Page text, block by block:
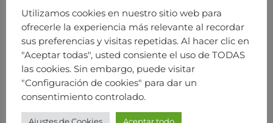
Utilizamos cookies en nuestro sitio web para
ofrecerle la experiencia más relevante al recordar
sus preferencias y visitas repetidas. Al hacer clic en
"Aceptar todas", usted consiente el uso de TODAS
las cookies. Sin embargo, puede visitar
"Configuración de cookies" para dar un
consentimiento controlado.
Ajustes de Cookies Aceptar todo